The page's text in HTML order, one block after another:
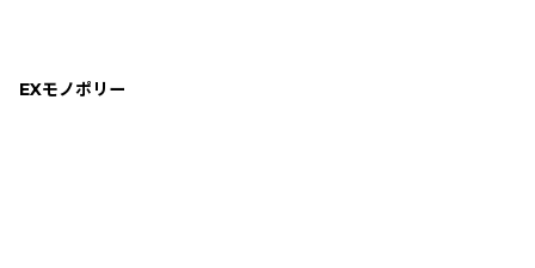
EXモノポリー